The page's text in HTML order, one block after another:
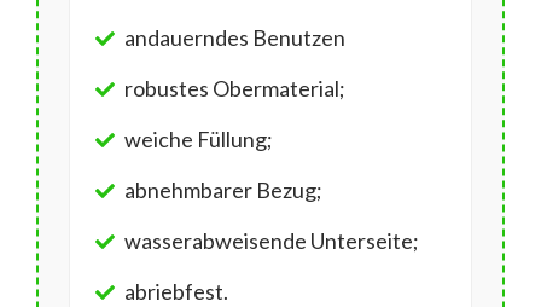
andauerndes Benutzen
robustes Obermaterial;
weiche Füllung;
abnehmbarer Bezug;
wasserabweisende Unterseite;
abriebfest.